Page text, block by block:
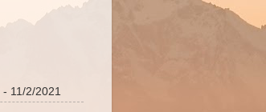
- 11/2/2021